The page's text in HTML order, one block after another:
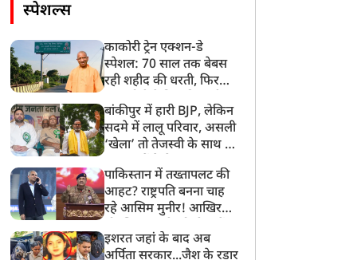
स्पेशल्स
काकोरी ट्रेन एक्शन-डे
स्पेशल: 70 साल तक बेबस
रही शहीद की धरती, फिर
पीढ़ियों का दर्द
बांकीपुर में हारी BJP, लेकिन
सदमे में लालू परिवार, असली
‘खेला’ तो तेजस्वी के साथ हो
पाकिस्तान में तख्तापलट की
आहट? राष्ट्रपति बनना चाह
रहे आसिम मुनीर! आखिर
बनाया मोहरा?
इशरत जहां के बाद अब
अर्पिता सरकार...जैश के रडार